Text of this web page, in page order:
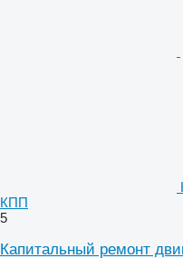
КПП
5
Капитальный ремонт